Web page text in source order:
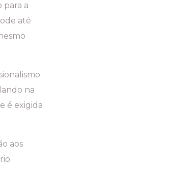
para a
até
na
é exigida
aos